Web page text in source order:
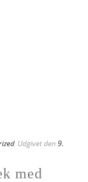
Udgivet den 9.
med